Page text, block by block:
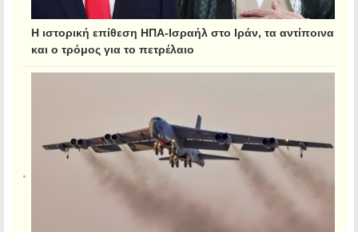
Η ιστορική επίθεση ΗΠΑ-Ισραήλ στο Ιράν, τα αντίποινα
και ο τρόμος για το πετρέλαιο